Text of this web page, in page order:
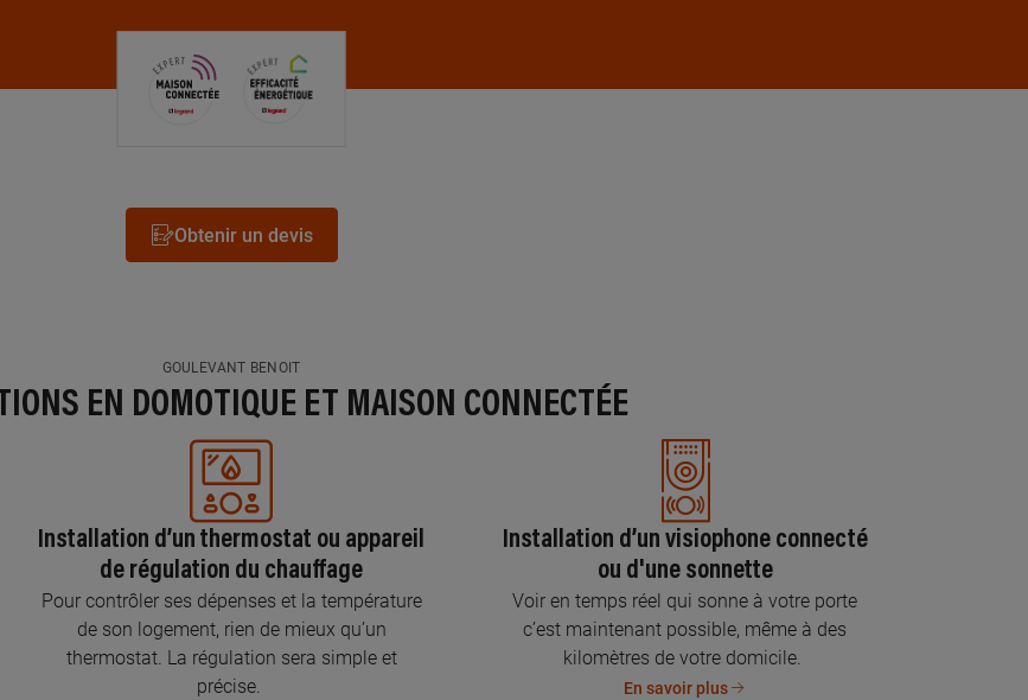
Obtenir un devis
GOULEVANT BENOIT
EN DOMOTIQUE ET MAISON CONNECTÉE
Installation d’un thermostat ou appareil
de régulation du chauffage
Pour contrôler ses dépenses et la température
de son logement, rien de mieux qu’un
thermostat. La régulation sera simple et
précise.
Installation d’un visiophone connecté
ou d'une sonnette
Voir en temps réel qui sonne à votre porte
c’est maintenant possible, même à des
kilomètres de votre domicile.
En savoir plus